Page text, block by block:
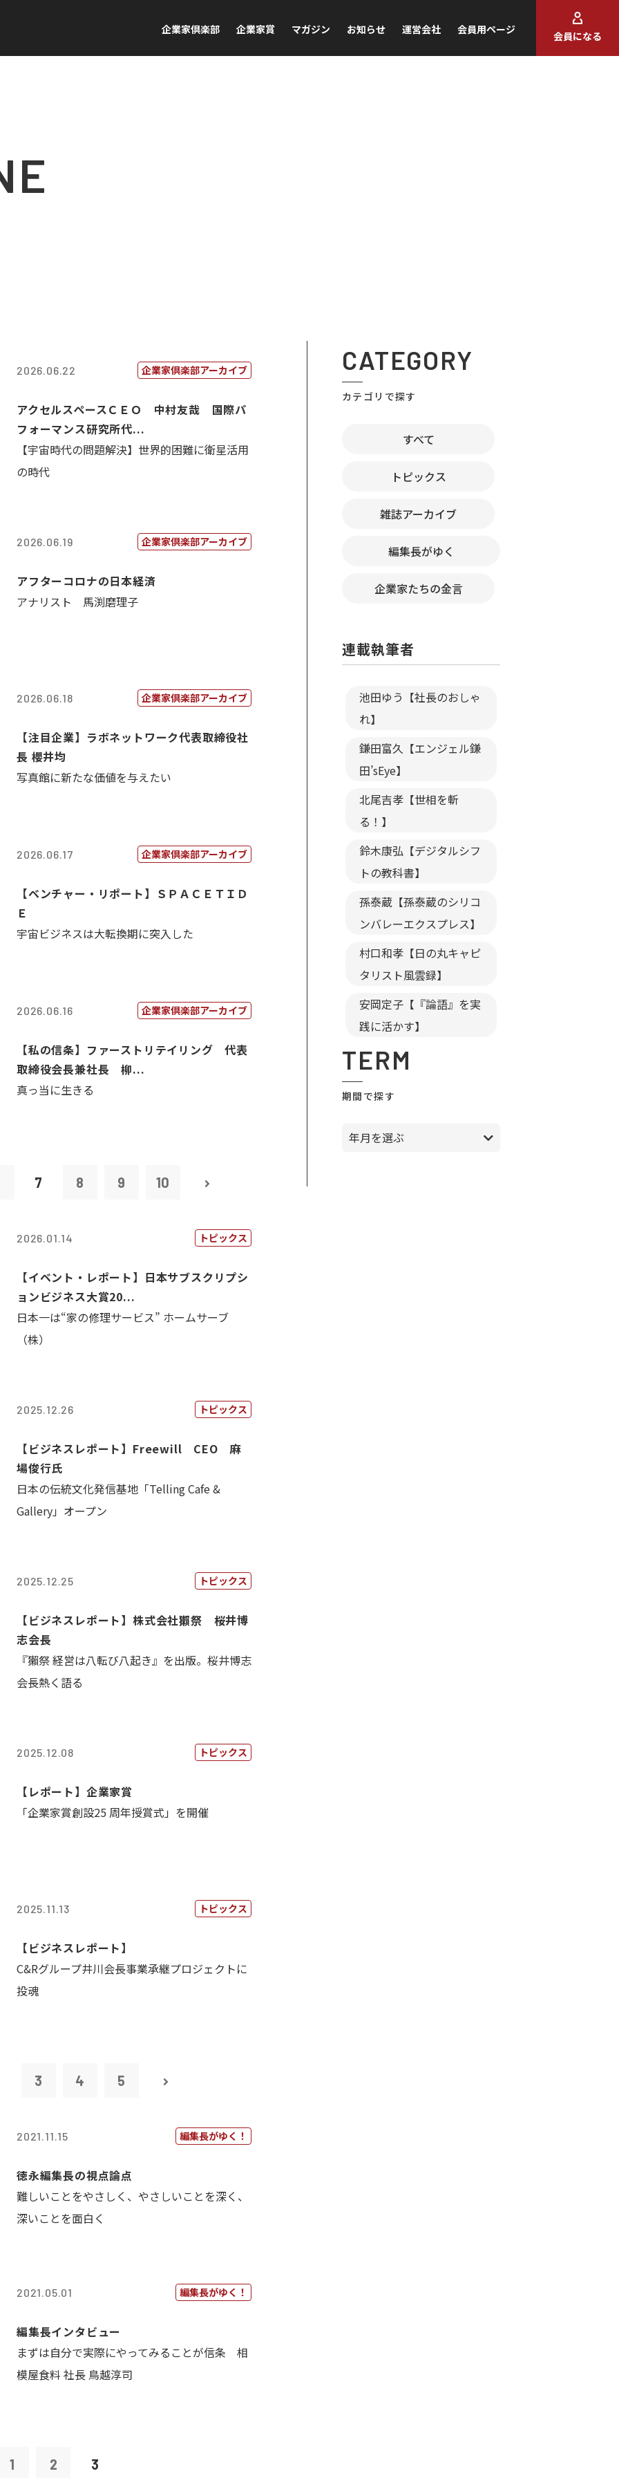
企業家倶楽部 企業家賞 マガジン お知らせ 運営会社 会員用ページ
会員になる
2026.06.22 企業家倶楽部アーカイブ
アクセルスペースＣＥＯ 中村友哉 国際パ
フォーマンス研究所代...
【宇宙時代の問題解決】世界的困難に衛星活用
の時代
2026.06.19 企業家倶楽部アーカイブ
アフターコロナの日本経済
アナリスト 馬渕磨理子
2026.06.18 企業家倶楽部アーカイブ
【注目企業】ラボネットワーク代表取締役社
長 櫻井均
写真館に新たな価値を与えたい
2026.06.17 企業家倶楽部アーカイブ
【ベンチャー・リポート】ＳＰＡＣＥＴＩＤ
Ｅ
宇宙ビジネスは大転換期に突入した
2026.06.16 企業家倶楽部アーカイブ
【私の信条】ファーストリテイリング 代表
取締役会長兼社長 柳...
真っ当に生きる
7 8 9 10
2026.01.14 トピックス
【イベント・レポート】日本サブスクリプシ
ョンビジネス大賞20...
日本一は“家の修理サービス” ホームサーブ
（株）
2025.12.26 トピックス
【ビジネスレポート】Freewill CEO 麻
場俊行氏
日本の伝統文化発信基地「Telling Cafe &
Gallery」オープン
2025.12.25 トピックス
【ビジネスレポート】株式会社獺祭 桜井博
志会長
『獺祭 経営は八転び八起き』を出版。桜井博志
会長熱く語る
2025.12.08 トピックス
【レポート】企業家賞
「企業家賞創設25 周年授賞式」を開催
2025.11.13 トピックス
【ビジネスレポート】
C&Rグループ井川会長事業承継プロジェクトに
投魂
3 4 5
2021.11.15 編集長がゆく！
徳永編集長の視点論点
難しいことをやさしく、やさしいことを深く、
深いことを面白く
2021.05.01 編集長がゆく！
編集長インタビュー
まずは自分で実際にやってみることが信条 相
模屋食料 社長 鳥越淳司
1 2 3
CATEGORY
カテゴリで探す
すべて
トピックス
雑誌アーカイブ
編集長がゆく
企業家たちの金言
連載執筆者
池田ゆう【社長のおしゃ
れ】
鎌田富久【エンジェル鎌
田’sEye】
北尾吉孝【世相を斬
る！】
鈴木康弘【デジタルシフ
トの教科書】
孫泰蔵【孫泰蔵のシリコ
ンバレーエクスプレス】
村口和孝【日の丸キャピ
タリスト風雲録】
安岡定子【『論語』を実
践に活かす】
TERM
期間で探す
年月を選ぶ